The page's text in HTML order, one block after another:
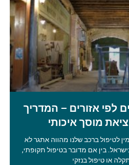
לפי אזורים – המדריך
מוסך איכותי
לטיפול ברכב שלנו מהווה אתגר לא
בין אם מדובר בטיפול תקופתי,
או טיפול בנזקי